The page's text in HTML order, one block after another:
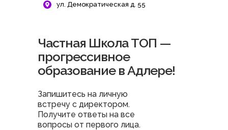
Запишитесь на личную
встречу с директором.
Получите ответы на все
вопросы от первого лица.
Частная Школа ТОП —
прогрессивное
образование в Адлере!
ул. Демократическая д. 55